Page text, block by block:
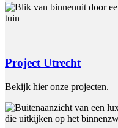
Project Utrecht
Bekijk hier onze projecten.